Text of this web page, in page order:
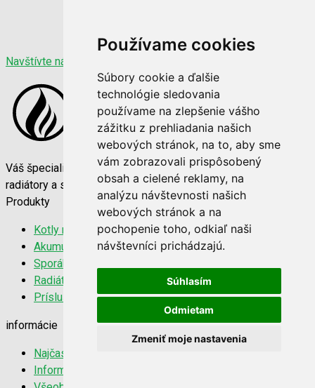
Používame cookies
Súbory cookie a ďalšie
technológie sledovania
používame na zlepšenie vášho
zážitku z prehliadania našich
webových stránok, na to, aby sme
vám zobrazovali prispôsobený
obsah a cielené reklamy, na
analýzu návštevnosti našich
webových stránok a na
pochopenie toho, odkiaľ naši
návštevníci prichádzajú.
Súhlasím
Odmietam
Zmeniť moje nastavenia
Navštívte nás
Váš špecialista na vykurovaciu techniku. Kvalitné kotly,
radiátory a sporáky za najlepšie ceny na trhu.
Produkty
Kotly na tuhé palivo
Akumulačné nádrže
Sporáky a kachle
Radiátory 22K
Príslušenstvo
informácie
Najčastejšie otázky
Informácie o doprave